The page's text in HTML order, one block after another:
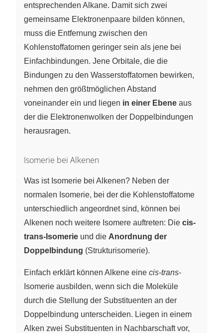
entsprechenden Alkane. Damit sich zwei
gemeinsame Elektronenpaare bilden können,
muss die Entfernung zwischen den
Kohlenstoffatomen geringer sein als jene bei
Einfachbindungen. Jene Orbitale, die die
Bindungen zu den Wasserstoffatomen bewirken,
nehmen den größtmöglichen Abstand
voneinander ein und liegen in einer Ebene aus
der die Elektronenwolken der Doppelbindungen
herausragen.
Isomerie bei Alkenen
Was ist Isomerie bei Alkenen? Neben der
normalen Isomerie, bei der die Kohlenstoffatome
unterschiedlich angeordnet sind, können bei
Alkenen noch weitere Isomere auftreten: Die cis-
trans-Isomerie und die Anordnung der
Doppelbindung (Strukturisomerie).
Einfach erklärt können Alkene eine cis-trans-
Isomerie ausbilden, wenn sich die Moleküle
durch die Stellung der Substituenten an der
Doppelbindung unterscheiden. Liegen in einem
Alken zwei Substituenten in Nachbarschaft vor,